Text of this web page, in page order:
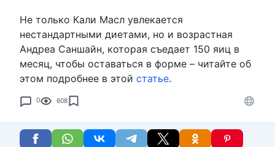
Не только Кали Масл увлекается
нестандартными диетами, но и возрастная
Андреа Саншайн, которая съедает 150 яиц в
месяц, чтобы оставаться в форме – читайте об
этом подробнее в этой статье.
0 608